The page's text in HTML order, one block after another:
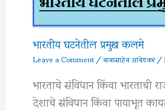
भारतीय घटनेतील प्रमुख कलमे
Leave a Comment/बाबासाहेब आंबेडकर/
भारताचे संविधान किंवा भारताची
देशाचे संविधान किंवा पायाभूत